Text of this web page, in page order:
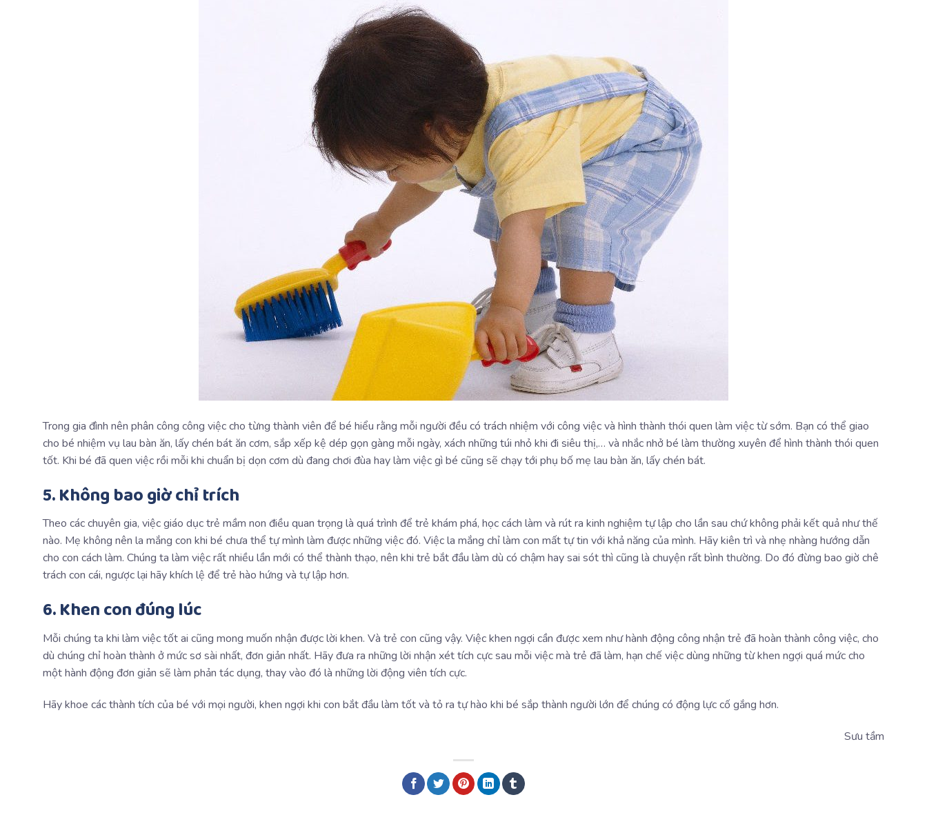
Trong gia đình nên phân công công việc cho từng thành viên để bé hiểu rằng mỗi người đều có trách nhiệm với công việc và hình thành thói quen làm việc từ sớm. Bạn có thể giao
cho bé nhiệm vụ lau bàn ăn, lấy chén bát ăn cơm, sắp xếp kệ dép gọn gàng mỗi ngày, xách những túi nhỏ khi đi siêu thị,… và nhắc nhở bé làm thường xuyên để hình thành thói quen
tốt. Khi bé đã quen việc rồi mỗi khi chuẩn bị dọn cơm dù đang chơi đùa hay làm việc gì bé cũng sẽ chạy tới phụ bố mẹ lau bàn ăn, lấy chén bát.
5. Không bao giờ chỉ trích
Theo các chuyên gia, việc giáo dục trẻ mầm non điều quan trọng là quá trình để trẻ khám phá, học cách làm và rút ra kinh nghiệm tự lập cho lần sau chứ không phải kết quả như thế
nào. Mẹ không nên la mắng con khi bé chưa thể tự mình làm được những việc đó. Việc la mắng chỉ làm con mất tự tin với khả năng của mình. Hãy kiên trì và nhẹ nhàng hướng dẫn
cho con cách làm. Chúng ta làm việc rất nhiều lần mới có thể thành thạo, nên khi trẻ bắt đầu làm dù có chậm hay sai sót thì cũng là chuyện rất bình thường. Do đó đừng bao giờ chê
trách con cái, ngược lại hãy khích lệ để trẻ hào hứng và tự lập hơn.
6. Khen con đúng lúc
Mỗi chúng ta khi làm việc tốt ai cũng mong muốn nhận được lời khen. Và trẻ con cũng vậy. Việc khen ngợi cần được xem như hành động công nhận trẻ đã hoàn thành công việc, cho
dù chúng chỉ hoàn thành ở mức sơ sài nhất, đơn giản nhất. Hãy đưa ra những lời nhận xét tích cực sau mỗi việc mà trẻ đã làm, hạn chế việc dùng những từ khen ngợi quá mức cho
một hành động đơn giản sẽ làm phản tác dụng, thay vào đó là những lời động viên tích cực.
Hãy khoe các thành tích của bé với mọi người, khen ngợi khi con bắt đầu làm tốt và tỏ ra tự hào khi bé sắp thành người lớn để chúng có động lực cố gắng hơn.
Sưu tầm